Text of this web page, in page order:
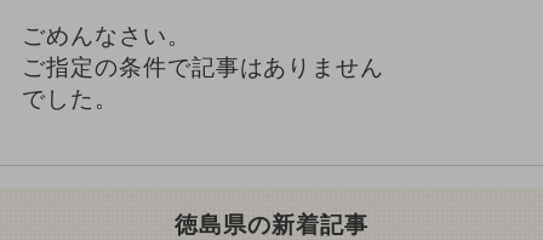
ごめんなさい。
ご指定の条件で記事はありません
でした。
徳島県の新着記事